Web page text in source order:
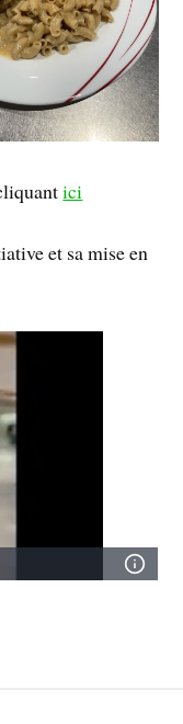
ici
et sa mise en